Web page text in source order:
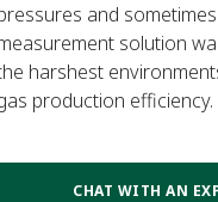
and
solution
harshest
production efficiency.
CHAT WITH AN